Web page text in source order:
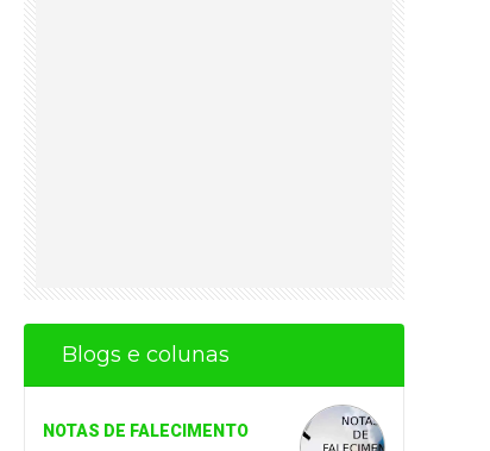
Blogs e colunas
NOTAS DE FALECIMENTO